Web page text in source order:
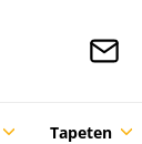
Tapeten